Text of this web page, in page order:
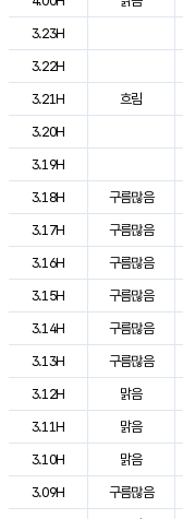
3.23H
3.22H
3.21H
흐림
3.20H
3.19H
3.18H
구름많음
3.17H
구름많음
3.16H
구름많음
3.15H
구름많음
3.14H
구름많음
3.13H
구름많음
3.12H
맑음
3.11H
맑음
3.10H
맑음
3.09H
구름많음